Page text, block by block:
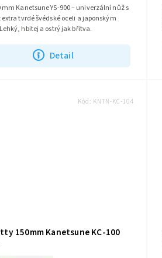
Detail
mm Kanetsune YS-900 – univerzální nůž s
tvrdé švédské oceli a japonským
hbitej a ostrý jak břitva.
150mm Kanetsune KC-100
Kód: KNTN-KC-104